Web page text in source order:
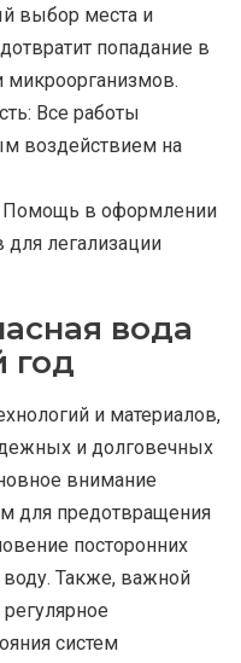
выбор места и
попадание в
Все работы
воздействием на
Помощь в оформлении
легализации
вода
год
и материалов,
и долговечных
внимание
для предотвращения
посторонних
Также, важной
систем